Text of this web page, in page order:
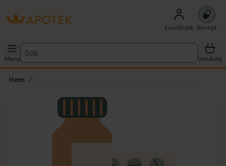
Kundklubb Recept
Meny
Sök
Varukorg
Hem
Lista: . Innehåller 1 objekt.